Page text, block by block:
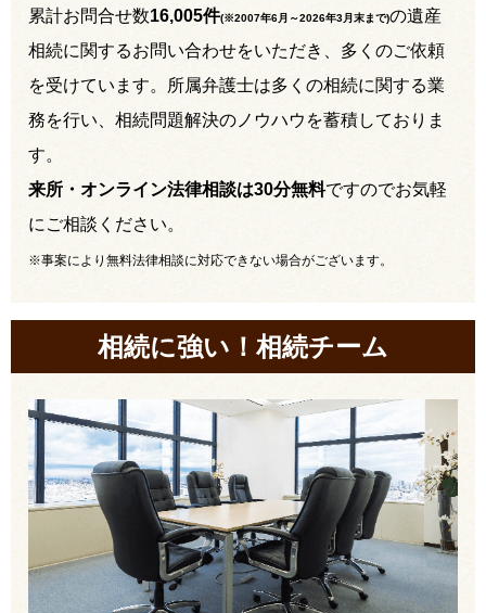
累計お問合せ数16,005件(※2007年6月～2026年3月末まで)の遺産
相続に関するお問い合わせをいただき、多くのご依頼
を受けています。所属弁護士は多くの相続に関する業
務を行い、相続問題解決のノウハウを蓄積しておりま
す。
来所・オンライン法律相談は30分無料ですのでお気軽
にご相談ください。
※事案により無料法律相談に対応できない場合がございます。
相続に強い！相続チーム